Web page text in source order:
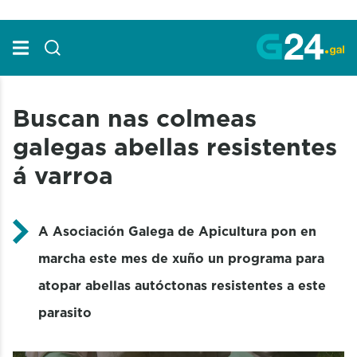
Buscan nas colmeas
galegas abellas resistentes
á varroa
A Asociación Galega de Apicultura pon en
marcha este mes de xuño un programa para
atopar abellas autóctonas resistentes a este
parasito